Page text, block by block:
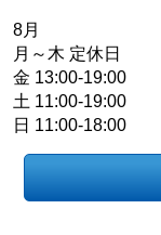
8月
月～木 定休日
金 13:00-19:00
土 11:00-19:00
日 11:00-18:00